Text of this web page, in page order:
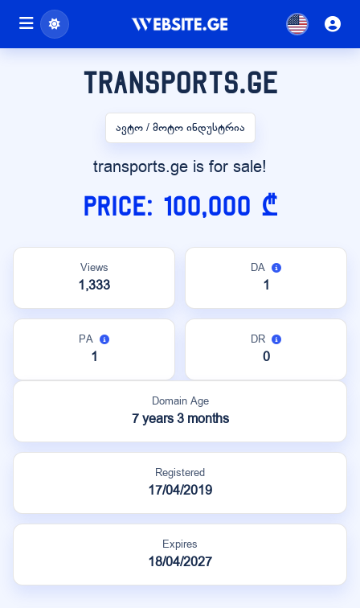
transports.ge
ავტო / მოტო ინდუსტრია
transports.ge is for sale!
Price: 100,000 ₾
Views
1,333
DA
1
PA
1
DR
0
Domain Age
7 years 3 months
Registered
17/04/2019
Expires
18/04/2027